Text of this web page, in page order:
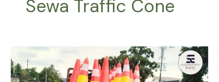
Sewa Traffic Cone